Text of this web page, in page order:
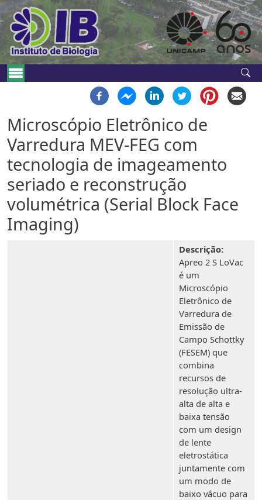
Pular para o conteúdo principal
Navegação principal
Microscópio Eletrônico de
Varredura MEV-FEG com
tecnologia de imageamento
seriado e reconstrução
volumétrica (Serial Block Face
Imaging)
Descrição:
Apreo 2 S LoVac
é um
Microscópio
Eletrônico de
Varredura de
Emissão de
Campo Schottky
(FESEM) que
combina
recursos de
resolução ultra-
alta de alta e
baixa tensão
com um design
de lente
eletrostática
juntamente com
um modo de
baixo vácuo para